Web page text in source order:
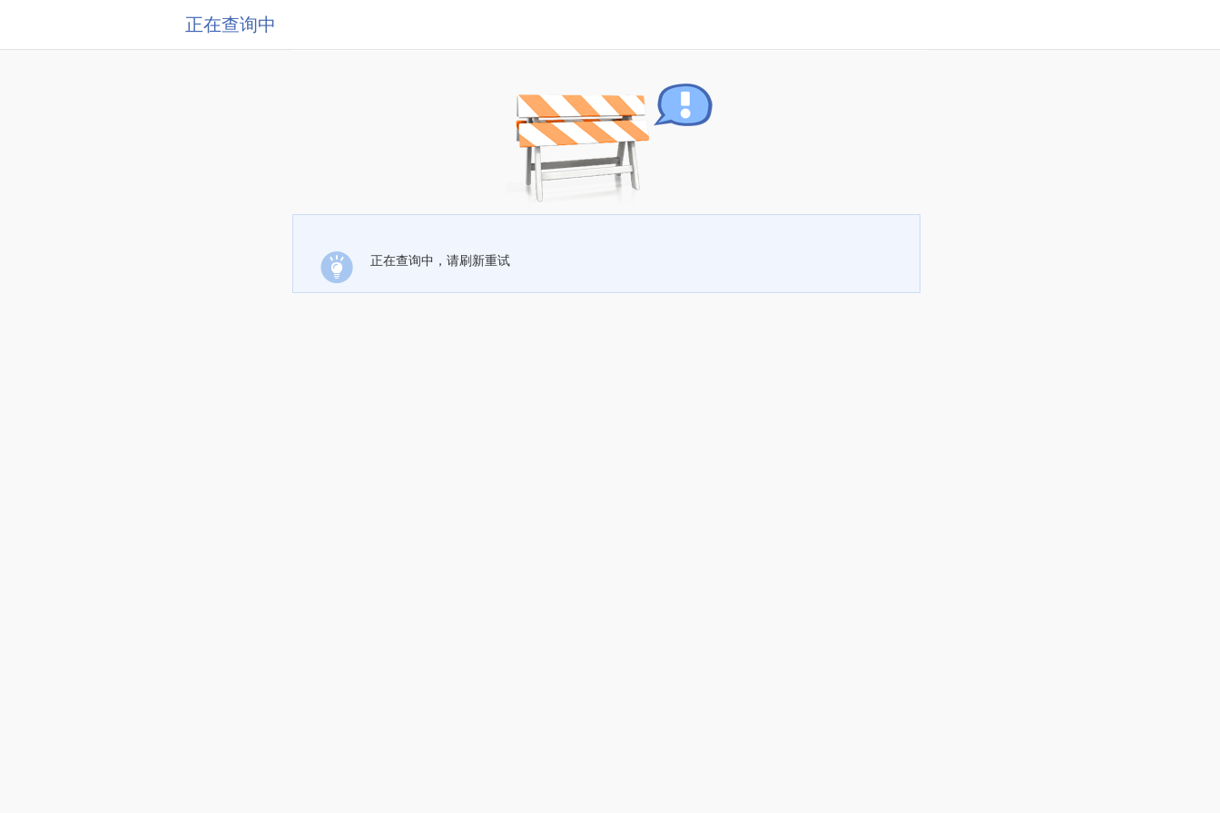
正在查询中
正在查询中，请刷新重试